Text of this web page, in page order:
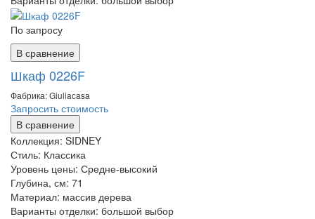
По запросу
В сравнение
Шкаф 0226F
Фабрика: Giuliaсasa
Запросить стоимость
В сравнение
Коллекция: SIDNEY
Стиль: Классика
Уровень цены: Средне-высокий
Глубина, см: 71
Материал: массив дерева
Варианты отделки: большой выбор